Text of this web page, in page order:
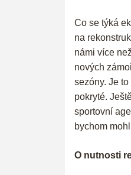
Co se týká
na
námi více
nových
sezóny. Je
pokryté.
sportovní
bychom
O nutnosti